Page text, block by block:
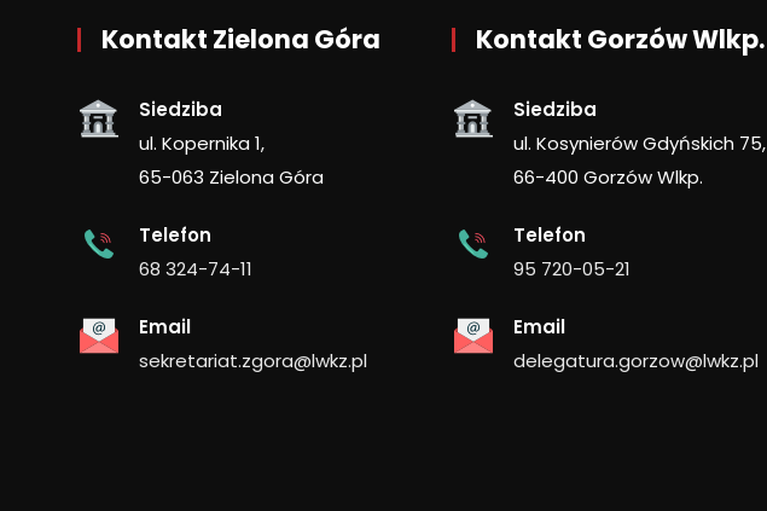
Kontakt Zielona Góra
Siedziba
ul. Kopernika 1,
65-063 Zielona Góra
Telefon
68 324-74-11
Email
sekretariat.zgora@lwkz.pl
Kontakt Gorzów Wlkp.
Siedziba
ul. Kosynierów Gdyńskich 75,
66-400 Gorzów Wlkp.
Telefon
95 720-05-21
Email
delegatura.gorzow@lwkz.pl